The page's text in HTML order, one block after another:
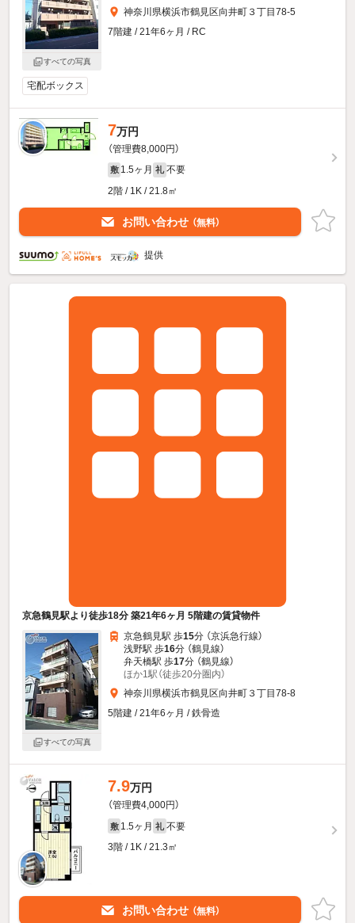
すべての写真
神奈川県横浜市鶴見区向井町３丁目78-5
7階建 / 21年6ヶ月 / RC
宅配ボックス
7万円
（管理費8,000円）
敷 1.5ヶ月 礼 不要
2階 / 1K / 21.8㎡
お問い合わせ （無料）
提供
京急鶴見駅より徒歩18分 築21年6ヶ月 5階建の賃貸物件
すべての写真
京急鶴見駅 歩15分 （京浜急行線）
浅野駅 歩16分 （鶴見線）
弁天橋駅 歩17分 （鶴見線）
ほか1駅（徒歩20分圏内）
神奈川県横浜市鶴見区向井町３丁目78-8
5階建 / 21年6ヶ月 / 鉄骨造
7.9万円
（管理費4,000円）
敷 1.5ヶ月 礼 不要
3階 / 1K / 21.3㎡
お問い合わせ （無料）